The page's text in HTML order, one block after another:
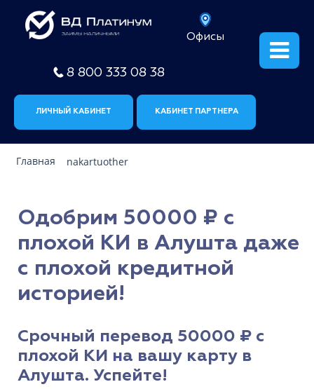
Офисы
8 800 333 08 38
ЛИЧНЫЙ КАБИНЕТ КАБИНЕТ ПАРТНЕРА
Главная nakartuother
Одобрим 50000 ₽ с
плохой КИ в Алушта даже
с плохой кредитной
историей!
Срочный перевод 50000 ₽ с
плохой КИ на вашу карту в
Алушта. Успейте!